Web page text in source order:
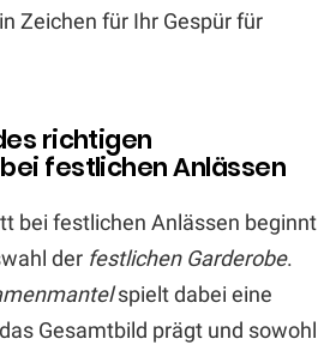
Zeichen für Ihr Gespür für
richtigen
festlichen Anlässen
bei festlichen Anlässen beginnt
der festlichen Garderobe.
spielt dabei eine
Gesamtbild prägt und sowohl